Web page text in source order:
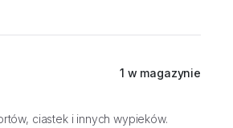
1 w magazynie
ciastek i innych wypieków.